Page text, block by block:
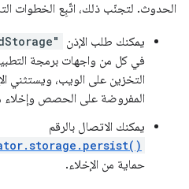
الحدوث. لتجنّب ذلك، اتّبِع الخطوات
يمكنك طلب الإذن
في كل من واجهات برمجة
التخزين على الويب، ويستثني
المفروضة على الحصص وإخلاء
يمكنك الاتصال بالرقم
حماية من الإخلاء.